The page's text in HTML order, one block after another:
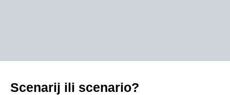
Scenarij ili scenario?